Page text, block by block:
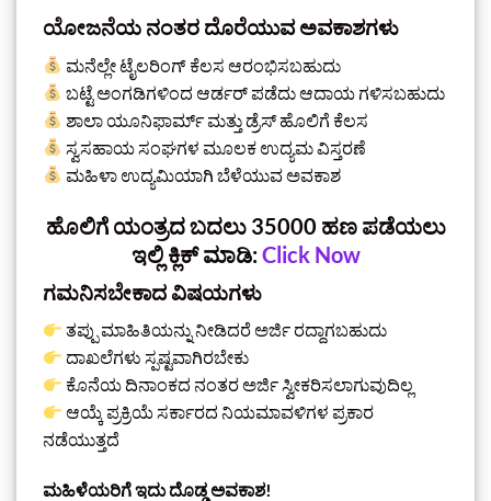
ಯೋಜನೆಯ ನಂತರ ದೊರೆಯುವ ಅವಕಾಶಗಳು
ಮನೆಲ್ಲೇ ಟೈಲರಿಂಗ್ ಕೆಲಸ ಆರಂಭಿಸಬಹುದು
ಬಟ್ಟೆ ಅಂಗಡಿಗಳಿಂದ ಆರ್ಡರ್ ಪಡೆದು ಆದಾಯ ಗಳಿಸಬಹುದು
ಶಾಲಾ ಯೂನಿಫಾರ್ಮ್ ಮತ್ತು ಡ್ರೆಸ್ ಹೊಲಿಗೆ ಕೆಲಸ
ಸ್ವಸಹಾಯ ಸಂಘಗಳ ಮೂಲಕ ಉದ್ಯಮ ವಿಸ್ತರಣೆ
ಮಹಿಳಾ ಉದ್ಯಮಿಯಾಗಿ ಬೆಳೆಯುವ ಅವಕಾಶ
ಹೊಲಿಗೆ ಯಂತ್ರದ ಬದಲು 35000 ಹಣ ಪಡೆಯಲು
ಇಲ್ಲಿ ಕ್ಲಿಕ್‌ ಮಾಡಿ:Click Now
ಗಮನಿಸಬೇಕಾದ ವಿಷಯಗಳು
ತಪ್ಪು ಮಾಹಿತಿಯನ್ನು ನೀಡಿದರೆ ಅರ್ಜಿ ರದ್ದಾಗಬಹುದು
ದಾಖಲೆಗಳು ಸ್ಪಷ್ಟವಾಗಿರಬೇಕು
ಕೊನೆಯ ದಿನಾಂಕದ ನಂತರ ಅರ್ಜಿ ಸ್ವೀಕರಿಸಲಾಗುವುದಿಲ್ಲ
ಆಯ್ಕೆ ಪ್ರಕ್ರಿಯೆ ಸರ್ಕಾರದ ನಿಯಮಾವಳಿಗಳ ಪ್ರಕಾರ
ನಡೆಯುತ್ತದೆ
ಮಹಿಳೆಯರಿಗೆ ಇದು ದೊಡ್ಡ ಅವಕಾಶ!